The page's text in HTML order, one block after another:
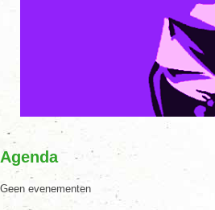
Agenda
Geen evenementen